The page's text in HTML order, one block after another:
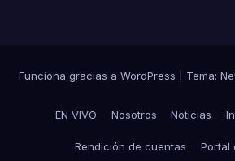
Funciona gracias a WordPress Tema:
EN VIVO Nosotros Noticias
Rendición de cuentas Portal